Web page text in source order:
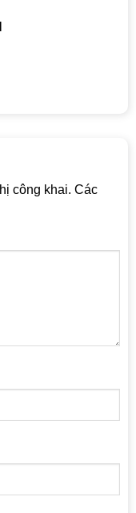
công khai. Các